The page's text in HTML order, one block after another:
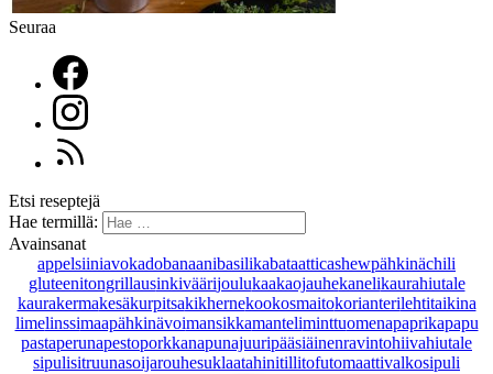
Seuraa
Etsi reseptejä
Hae termillä:
Avainsanat
appelsiiniavokadobanaanibasilikabataatticashewpähkinächili
gluteenitongrillausinkiväärijoulukaakaojauhekanelikaurahiutale
kaurakermakesäkurpitsakikhernekookosmaitokorianterilehtitaikina
limelinssimaapähkinävoimansikkamanteliminttuomenapaprikapapu
pastaperunapestoporkkanapunajuuripääsiäinenravintohiivahiutale
sipulisitruunasoijarouhesuklaatahinitillitofutomaattivalkosipuli